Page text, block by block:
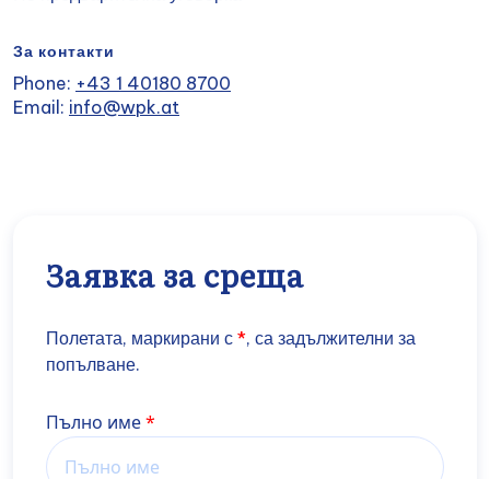
За контакти
Phone: +43 1 40180 8700
Email: info@wpk.at
Заявка за среща
Полетата, маркирани с *, са задължителни за
попълване.
Name
Пълно име